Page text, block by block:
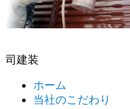
司建装
ホーム
当社のこだわり